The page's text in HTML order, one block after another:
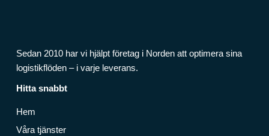
Sedan 2010 har vi hjälpt företag i Norden att optimera sina
logistikflöden – i varje leverans.
Hitta snabbt
Hem
Våra tjänster